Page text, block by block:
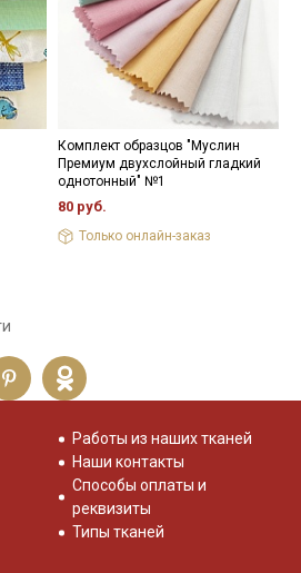
Комплект образцов "Муслин
Премиум двухслойный гладкий
однотонный" №1
80 руб.
Только онлайн-заказ
Работы из наших тканей
Наши контакты
Способы оплаты и
реквизиты
Типы тканей